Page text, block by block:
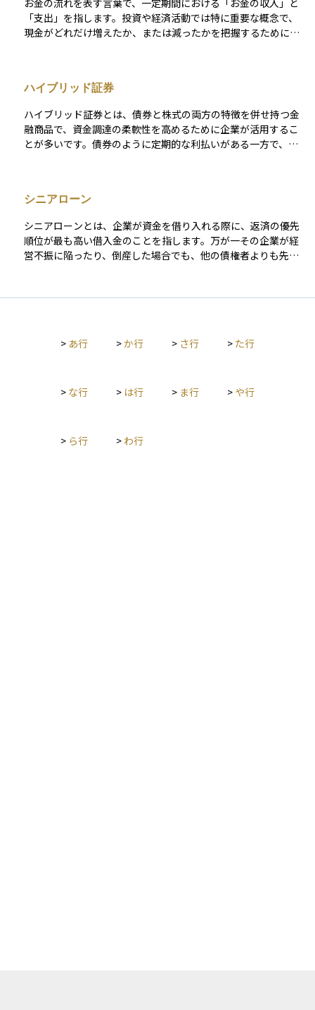
ション”に近く、株価が転換価格に届かなければリターンがほと
んど得られません。したがって、高い株価上昇が見込める局面
不可欠です。
イアウト・ファンドは、投資リターンを最大化するためにLBO
を活用し、経営改善や成長戦略を推進した後に企業を売却する
ことで利益を狙います。また、LBOはMBO（現経営陣による買
借入（レバレッジリスク） による財務リスクにも注意が必要で
い場合、債務返済が困難になり、最悪の場合は破綻するリスク
もあります。そのため、LBOを実行する際には、適切な財務戦
略とリスク管理が不可欠です。
お金の流れを表す言葉で、一定期間における「お金の収入」と
「支出」を指します。投資や経済活動では特に重要な概念で、
現金がどれだけ増えたか、または減ったかを把握するために使
つ目は借入金や配当などの「財務キャッシュフロー」です。 キ
ャッシュフローがプラスであれば手元にお金が増えている状
態、マイナスであれば減っている状態を示します。これを理解
することで、資産の健全性や投資先の実態を見極めることがで
き、初心者でも資金管理や投資判断の基礎として役立てられま
ハイブリッド証券
ハイブリッド証券とは、債券と株式の両方の特徴を併せ持つ金
融商品で、資金調達の柔軟性を高めるために企業が活用するこ
とが多いです。債券のように定期的な利払いがある一方で、株
一方で、リスクも高めです。企業にとっては、通常の借入や株
式発行では対応しにくい状況でも、信用力や資本性を維持しな
がら資金を調達できる手段として重宝されます。とくに金融機
関や格付機関の評価において、自己資本として一部認められる
ケースがあり、財務体質の強化にもつながります。
シニアローン
シニアローンとは、企業が資金を借り入れる際に、返済の優先
順位が最も高い借入金のことを指します。万が一その企業が経
営不振に陥ったり、倒産した場合でも、他の債権者よりも先に
較的低くなる立場にあるということです。このため、シニアロ
は、「企業が倒れたときでも、優先的に返してもらえる借金」
スクを考えるうえで重要な位置づけとなっています。
> あ行 >か行 > さ行 > た行
> な行 > は行 > ま行 > や行
> ら行 > わ行